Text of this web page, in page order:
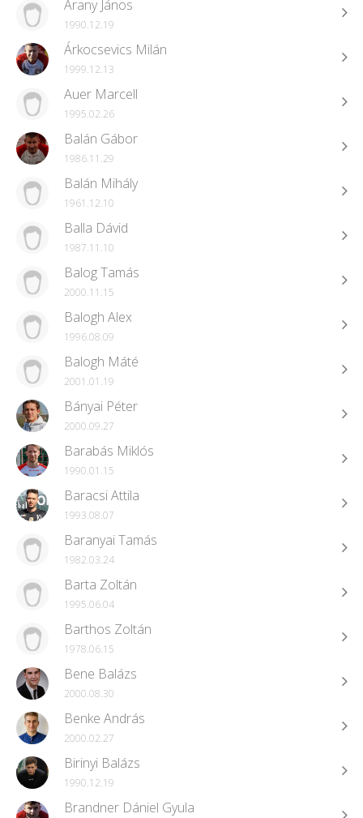
Arany János
1990.12.19
Árkocsevics Milán
1999.12.13
Auer Marcell
1995.02.26
Balán Gábor
1986.11.29
Balán Mihály
1961.12.10
Balla Dávid
1987.11.10
Balog Tamás
2000.11.15
Balogh Alex
1996.08.09
Balogh Máté
2001.01.19
Bányai Péter
2000.09.27
Barabás Miklós
1990.01.15
Baracsi Attila
1993.08.07
Baranyai Tamás
1982.03.24
Barta Zoltán
1995.06.04
Barthos Zoltán
1978.06.15
Bene Balázs
2000.08.30
Benke András
2000.02.27
Birinyi Balázs
1990.12.19
Brandner Dániel Gyula